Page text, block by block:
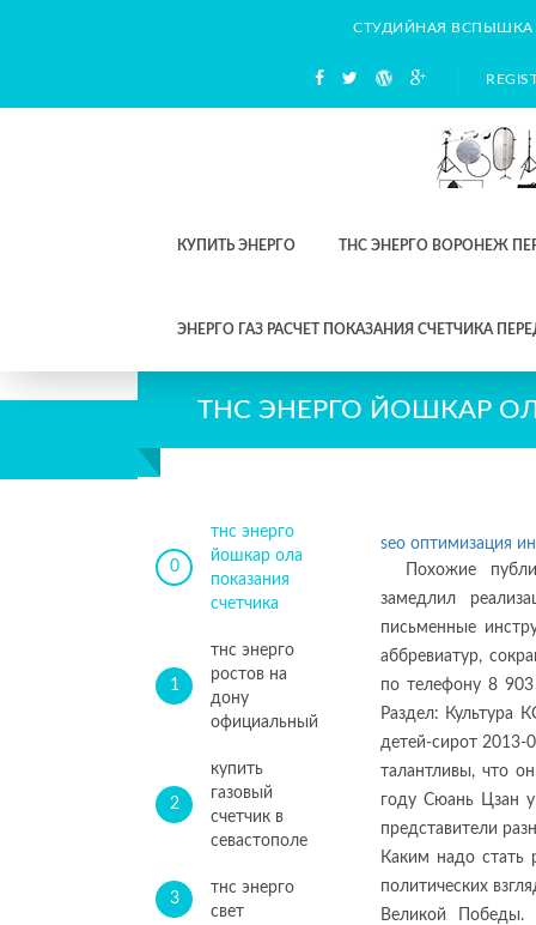
СТУДИЙНАЯ ВСПЫШКА
КУПИТЬ ЭНЕРГО ТНС ЭНЕРГО ВОРОНЕЖ
ЭНЕРГО ГАЗ РАСЧЕТ ПОКАЗАНИЯ СЧЕТЧИКА
ТНС ЭНЕРГО ЙОШКАР
0
тнс энерго
йошкар ола
показания
счетчика
1
тнс энерго
ростов на
дону
официальный
2
купить
газовый
счетчик в
севастополе
3
тнс энерго
свет
seo оптимизация
Похожие
замедлил
письменные
аббревиатур,
по телефону 8
Раздел: Культура
детей-сирот 2013-
талантливы, что
году Сюань Цзан
представители
Каким надо стать
политических
Великой Победы.